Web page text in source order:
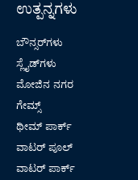
ಉತ್ಪನ್ನಗಳು
ಬೌನ್ಸರ್‌ಗಳು
ಸ್ಲೈಡ್‌ಗಳು
ಮೋಜಿನ ನಗರ
ಗೇಮ್ಸ್
ಥೀಮ್ ಪಾರ್ಕ್
ವಾಟರ್ ಪೂಲ್
ವಾಟರ್ ಪಾರ್ಕ್